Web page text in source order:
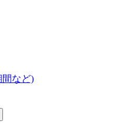
間など)